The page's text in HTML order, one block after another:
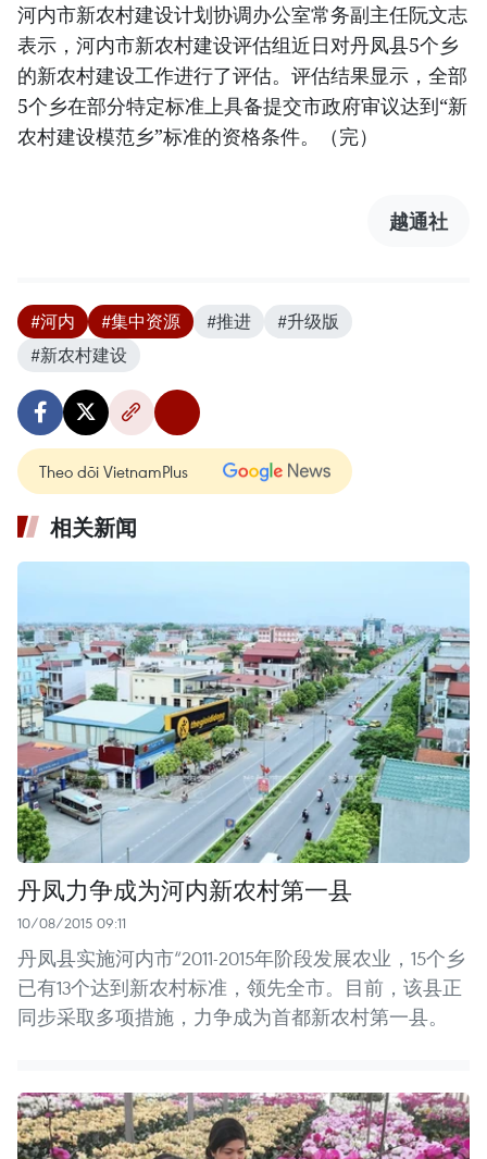
河内市新农村建设计划协调办公室常务副主任阮文志
表示，河内市新农村建设评估组近日对丹凤县5个乡
的新农村建设工作进行了评估。评估结果显示，全部
5个乡在部分特定标准上具备提交市政府审议达到“新
农村建设模范乡”标准的资格条件。（完）
越通社
#河内 #集中资源 #推进
#升级版
#新农村建设
Theo dõi VietnamPlus
相关新闻
丹凤力争成为河内新农村第一县
10/08/2015 09:11
丹凤县实施河内市“2011-2015年阶段发展农业，15个乡
已有13个达到新农村标准，领先全市。目前，该县正
同步采取多项措施，力争成为首都新农村第一县。